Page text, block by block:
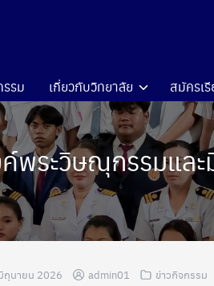
รรม เกี่ยวกับวิทยาลัย สมัครเ
พระวิษณุกรรมแล
ถุนายน 2026 admin01 ข่าวกิจกรรม